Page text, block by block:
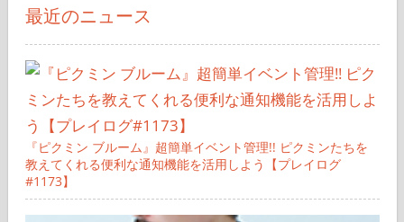
最近のニュース
『ピクミン ブルーム』超簡単イベント管理!! ピクミンたちを
教えてくれる便利な通知機能を活用しよう【プレイログ
#1173】